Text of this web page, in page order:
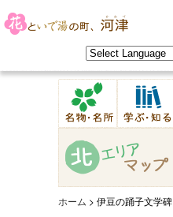
ホーム > 伊豆の踊子文学碑